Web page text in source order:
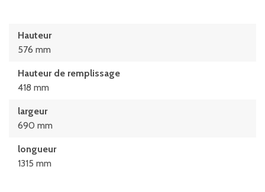
Hauteur
576 mm
Hauteur de remplissage
418 mm
largeur
690 mm
longueur
1315 mm